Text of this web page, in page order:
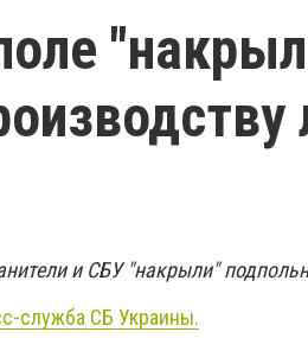
и СБУ "накрыли"
служба СБ Украины.